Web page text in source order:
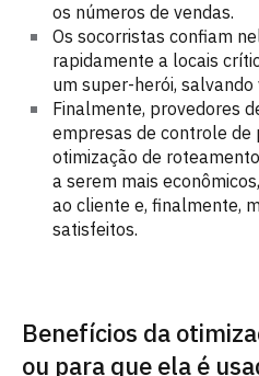
os números de vendas.
Os socorristas confiam
rapidamente a locais
um super-herói,
Finalmente, provedores
empresas de controle de
otimização de
a serem mais
ao cliente e, finalmente,
satisfeitos.
Benefícios da
ou para que ela é